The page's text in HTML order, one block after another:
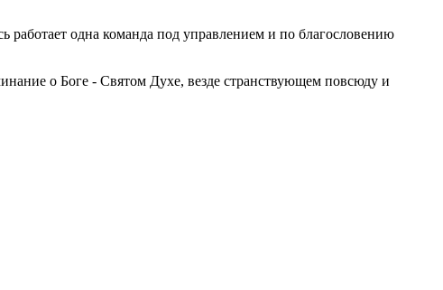
одна команда под управлением и по благословению
о Боге - Святом Духе, везде странствующем повсюду и